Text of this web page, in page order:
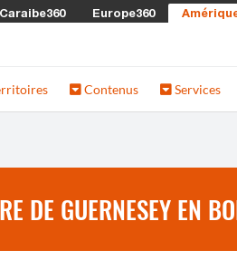
Caraibe360 Europe360
Contenus Services
DE GUERNESEY EN